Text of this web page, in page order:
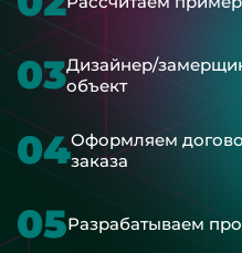
03Дизайнер/
объект
04Оформляем
заказа
05Разрабатываем